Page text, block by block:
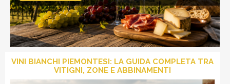
ACCESSORI
PROMOZIONI
CARD
BLOG
VINI BIANCHI PIEMONTESI: LA GUIDA COMPLETA TRA
VITIGNI, ZONE E ABBINAMENTI